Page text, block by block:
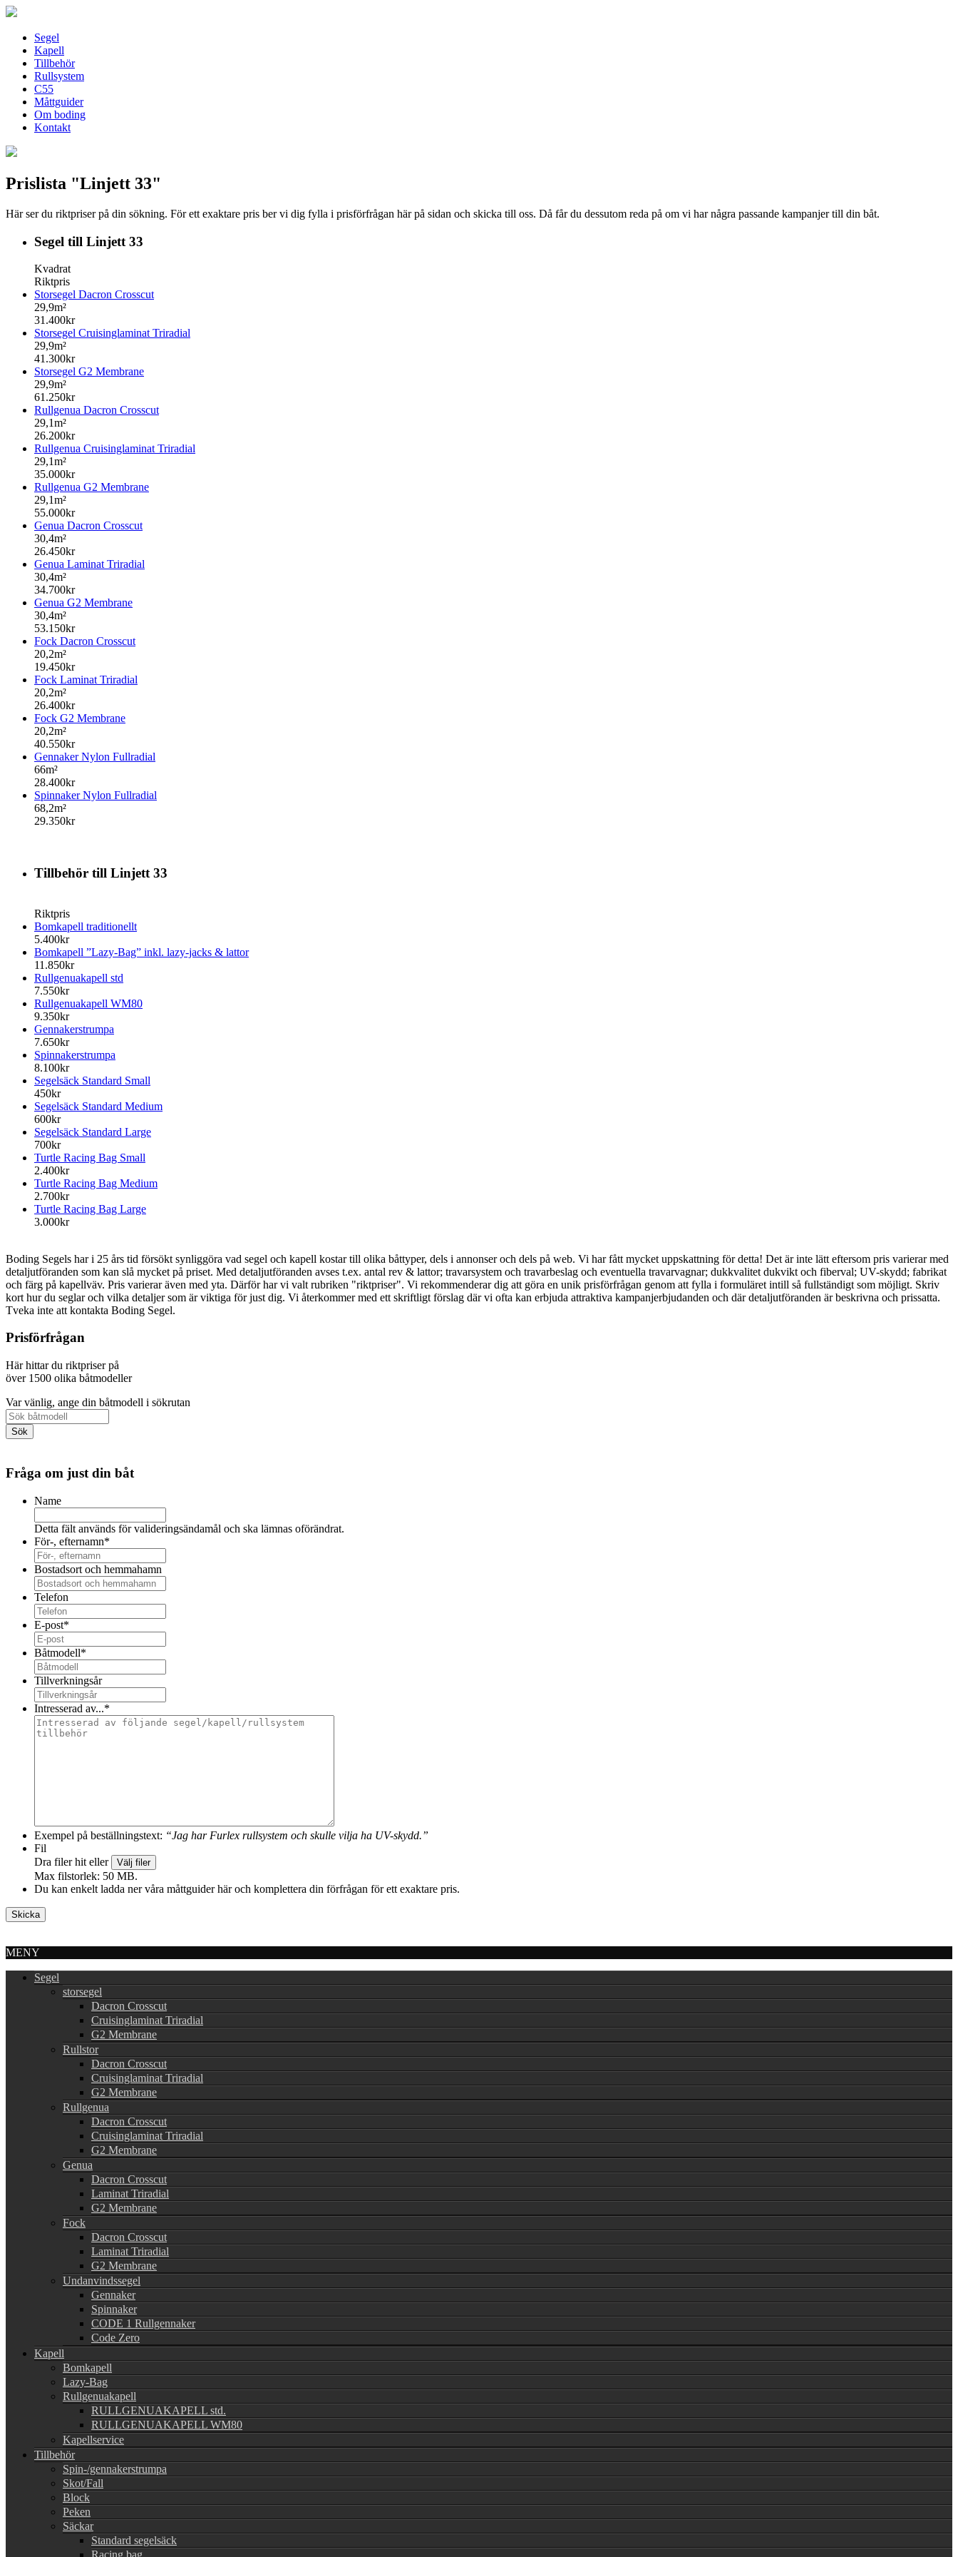
Segel
Kapell
Tillbehör
Rullsystem
C55
Måttguider
Om boding
Kontakt
Prislista "Linjett 33"
Här ser du riktpriser på din sökning. För ett exaktare pris ber vi dig fylla i prisförfrågan här på sidan och skicka till oss. Då får du dessutom reda på om vi har några passande kampanjer till din båt.
Segel till Linjett 33
Kvadrat
Riktpris
Storsegel Dacron Crosscut
29,9m²
31.400kr
Storsegel Cruisinglaminat Triradial
29,9m²
41.300kr
Storsegel G2 Membrane
29,9m²
61.250kr
Rullgenua Dacron Crosscut
29,1m²
26.200kr
Rullgenua Cruisinglaminat Triradial
29,1m²
35.000kr
Rullgenua G2 Membrane
29,1m²
55.000kr
Genua Dacron Crosscut
30,4m²
26.450kr
Genua Laminat Triradial
30,4m²
34.700kr
Genua G2 Membrane
30,4m²
53.150kr
Fock Dacron Crosscut
20,2m²
19.450kr
Fock Laminat Triradial
20,2m²
26.400kr
Fock G2 Membrane
20,2m²
40.550kr
Gennaker Nylon Fullradial
66m²
28.400kr
Spinnaker Nylon Fullradial
68,2m²
29.350kr
Tillbehör till Linjett 33
Riktpris
Bomkapell traditionellt
5.400kr
Bomkapell ”Lazy-Bag” inkl. lazy-jacks & lattor
11.850kr
Rullgenuakapell std
7.550kr
Rullgenuakapell WM80
9.350kr
Gennakerstrumpa
7.650kr
Spinnakerstrumpa
8.100kr
Segelsäck Standard Small
450kr
Segelsäck Standard Medium
600kr
Segelsäck Standard Large
700kr
Turtle Racing Bag Small
2.400kr
Turtle Racing Bag Medium
2.700kr
Turtle Racing Bag Large
3.000kr
Boding Segels har i 25 års tid försökt synliggöra vad segel och kapell kostar till olika båttyper, dels i annonser och dels på web. Vi har fått mycket uppskattning för detta! Det är inte lätt eftersom pris varierar med
detaljutföranden som kan slå mycket på priset. Med detaljutföranden avses t.ex. antal rev & lattor; travarsystem och travarbeslag och eventuella travarvagnar; dukkvalitet dukvikt och fiberval; UV-skydd; fabrikat
och färg på kapellväv. Pris varierar även med yta. Därför har vi valt rubriken "riktpriser". Vi rekommenderar dig att göra en unik prisförfrågan genom att fylla i formuläret intill så fullständigt som möjligt. Skriv
kort hur du seglar och vilka detaljer som är viktiga för just dig. Vi återkommer med ett skriftligt förslag där vi ofta kan erbjuda attraktiva kampanjerbjudanden och där detaljutföranden är beskrivna och prissatta.
Tveka inte att kontakta Boding Segel.
Prisförfrågan
Här hittar du riktpriser på
över 1500 olika båtmodeller
Var vänlig, ange din båtmodell i sökrutan
Fråga om just din båt
Name
Detta fält används för valideringsändamål och ska lämnas oförändrat.
För-, efternamn*
Bostadsort och hemmahamn
Telefon
E-post*
Båtmodell*
Tillverkningsår
Intresserad av...*
Exempel på beställningstext: “Jag har Furlex rullsystem och skulle vilja ha UV-skydd.”
Fil
Dra filer hit eller
Välj filer
Max filstorlek: 50 MB.
Du kan enkelt ladda ner våra måttguider här och komplettera din förfrågan för ett exaktare pris.
MENY
Segel
storsegel
Dacron Crosscut
Cruisinglaminat Triradial
G2 Membrane
Rullstor
Dacron Crosscut
Cruisinglaminat Triradial
G2 Membrane
Rullgenua
Dacron Crosscut
Cruisinglaminat Triradial
G2 Membrane
Genua
Dacron Crosscut
Laminat Triradial
G2 Membrane
Fock
Dacron Crosscut
Laminat Triradial
G2 Membrane
Undanvindssegel
Gennaker
Spinnaker
CODE 1 Rullgennaker
Code Zero
Kapell
Bomkapell
Lazy-Bag
Rullgenuakapell
RULLGENUAKAPELL std.
RULLGENUAKAPELL WM80
Kapellservice
Tillbehör
Spin-/gennakerstrumpa
Skot/Fall
Block
Peken
Säckar
Standard segelsäck
Racing bag